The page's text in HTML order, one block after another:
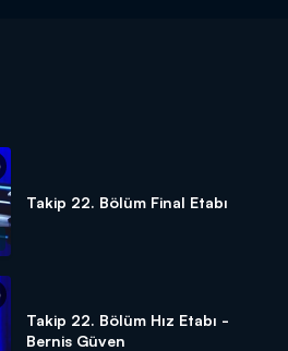
Takip 22. Bölüm Final Etabı
Takip 22. Bölüm Hız Etabı -
Bernis Güven